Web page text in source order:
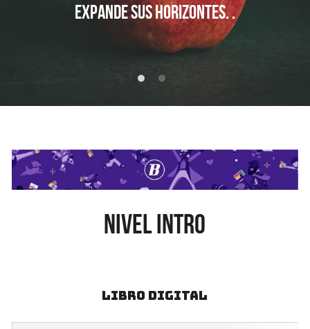
EXPANDE SUS HORIZONTES. .
nivel intro
libro digital